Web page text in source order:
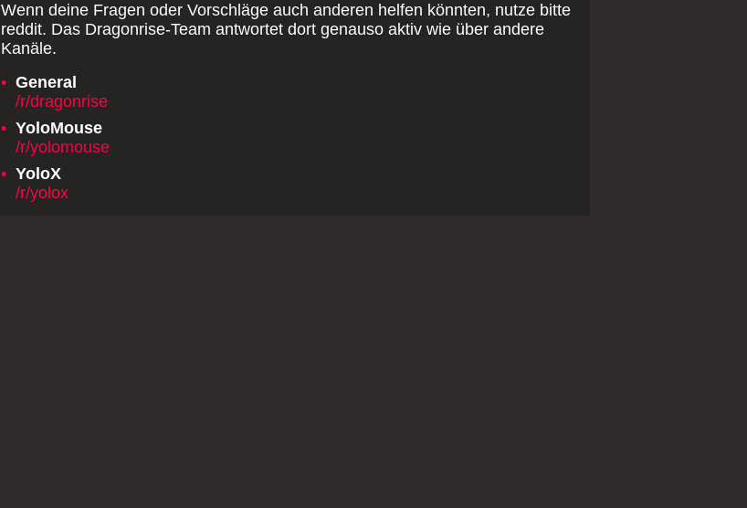
Wenn deine Fragen oder Vorschläge auch anderen helfen könnten, nutze bitte
reddit. Das Dragonrise-Team antwortet dort genauso aktiv wie über andere
Kanäle.
• General
/r/dragonrise
• YoloMouse
/r/yolomouse
• YoloX
/r/yolox